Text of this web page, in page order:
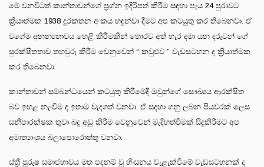
මේ වනවිටත් කාන්තාවන්ගේ ප්‍රශ්න ඉදිරිපත් කිරීම සඳහා පැය 24 පුරාවට
ක්‍රියාත්මක 1938 දුරකතන අංකය හඳුන්වා දීමට අප කටයුතු කර තිබෙනවා. ඒ
වගේම අනන්‍යතාවය හෙළි කිරීමකින් තොරව අත් හැර දමා යන දරුවන් ගේ
සුරක්ෂිතතාව තහවුරු කිරීම වෙනුවෙන් “ කවුළුව ” වැඩසටහන ද ක්‍රියාත්මක
කර තිබෙනවා.
කාන්තාවන් සම්බන්ධයෙන් කටයුතු කිරීමේදී ඔවුන්ගේ සෞඛ්‍යය ආරක්ෂිත
බව ඉහළ නැංවීම ද ඉතාම වැදගත් වනවා. ඒ සදහා ගනු ලබන පියවරක් ලෙස
සනීපාරක්ෂක තුවා බදු අඩු කිරීම වෙනුවෙන් මැදිහත්වීමක් සිදුකිරීමට අප
අමාත්‍යාංශය බලාපොරොත්තු වනවා.
ස්ත්‍රී පුරුෂ සමාජභාවය මත පදනම් වූ හිංසනය වැළැක්වීමේ වැඩසටහනක් ද